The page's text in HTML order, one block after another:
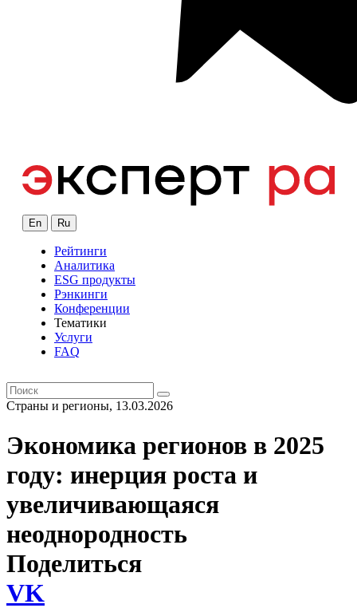
En Ru
Рейтинги
Аналитика
ESG продукты
Рэнкинги
Конференции
Тематики
Услуги
FAQ
Страны и регионы, 13.03.2026
Экономика регионов в 2025
году: инерция роста и
увеличивающаяся
неоднородность
Поделиться
VK